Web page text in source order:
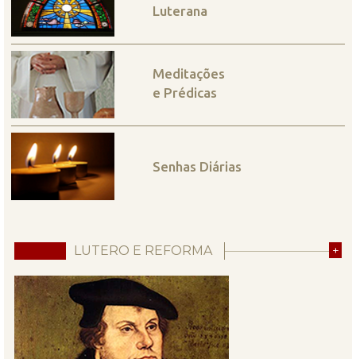
Luterana
Meditações
e Prédicas
Senhas Diárias
LUTERO E REFORMA +